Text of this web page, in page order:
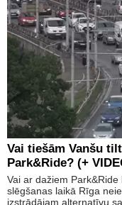
Vai tiešām Vanšu
Park&Ride? (+
Vai ar dažiem
slēgšanas laikā Rīga
izstrādājam alternatīvu